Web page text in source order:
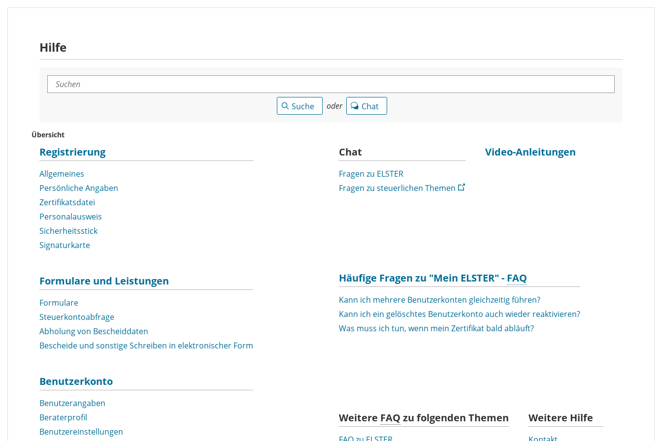
Hilfe
Suchen
Suche oder Chat
Übersicht
Registrierung
Allgemeines
Persönliche Angaben
Zertifikatsdatei
Personalausweis
Sicherheitsstick
Signaturkarte
Formulare und Leistungen
Formulare
Steuerkontoabfrage
Abholung von Bescheiddaten
Bescheide und sonstige Schreiben in elektronischer Form
Benutzerkonto
Benutzerangaben
Beraterprofil
Benutzereinstellungen
Chat
Fragen zu ELSTER
Fragen zu steuerlichen ThemenSie verlassen die Seite
Video-Anleitungen
Häufige Fragen zu "Mein ELSTER" - FAQ
Kann ich mehrere Benutzerkonten gleichzeitig führen?
Kann ich ein gelöschtes Benutzerkonto auch wieder reaktivieren?
Was muss ich tun, wenn mein Zertifikat bald abläuft?
Weitere FAQ zu folgenden Themen Weitere Hilfe